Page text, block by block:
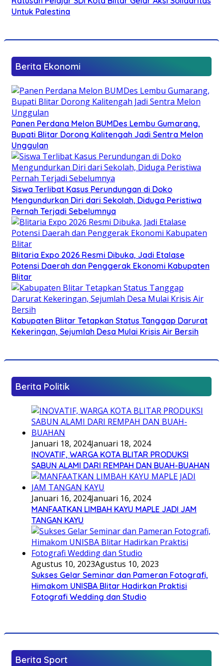
Untuk Palestina
Berita Ekonomi
Panen Perdana Melon BUMDes Lembu Gumarang,
Bupati Blitar Dorong Kalitengah Jadi Sentra Melon
Unggulan
Siswa Terlibat Kasus Perundungan di Doko
Mengundurkan Diri dari Sekolah, Diduga Peristiwa
Pernah Terjadi Sebelumnya
Blitaria Expo 2026 Resmi Dibuka, Jadi Etalase
Potensi Daerah dan Penggerak Ekonomi Kabupaten
Blitar
Kabupaten Blitar Tetapkan Status Tanggap Darurat
Kekeringan, Sejumlah Desa Mulai Krisis Air Bersih
Berita Politik
Januari 18, 2024Januari 18, 2024
INOVATIF, WARGA KOTA BLITAR PRODUKSI
SABUN ALAMI DARI REMPAH DAN BUAH-BUAHAN
Januari 16, 2024Januari 16, 2024
MANFAATKAN LIMBAH KAYU MAPLE JADI JAM
TANGAN KAYU
Agustus 10, 2023Agustus 10, 2023
Sukses Gelar Seminar dan Pameran Fotografi,
Himakom UNISBA Blitar Hadirkan Praktisi
Fotografi Wedding dan Studio
Berita Sport